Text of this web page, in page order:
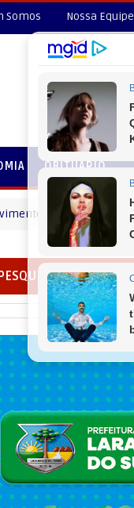
Somos Nossa Equipe
OBITUÁRIO
CANTU A
EM NOSSO